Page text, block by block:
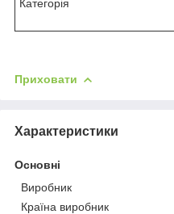
Категорія
Приховати
Характеристики
Основні
Виробник
Країна виробник